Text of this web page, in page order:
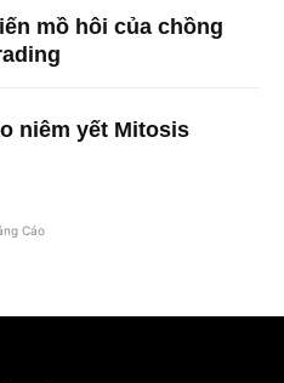
mồ hôi của chồng
niêm yết Mitosis
Cáo